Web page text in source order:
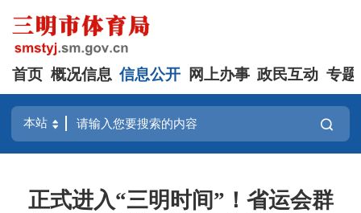
首页 概况信息 信息公开 网上办事 政民互动 专题
正式进入“三明时间”！省运会群